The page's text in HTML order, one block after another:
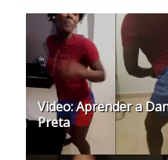
Video: Aprender a
Preta